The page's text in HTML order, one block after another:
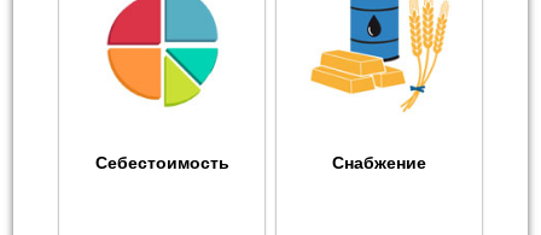
Себестоимость Снабжение